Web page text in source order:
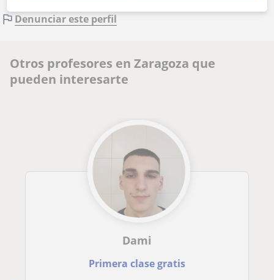
Denunciar este perfil
Otros profesores en Zaragoza que
pueden interesarte
Dami
Primera clase gratis